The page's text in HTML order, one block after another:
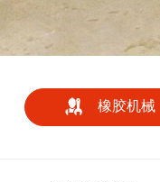
橡胶机械